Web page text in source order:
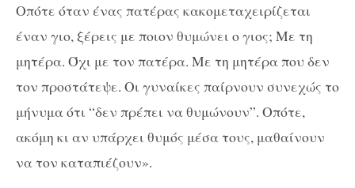
Οπότε όταν ένας πατέρας κακομεταχειρίζεται
έναν γιο, ξέρεις με ποιον θυμώνει ο γιος; Με τη
μητέρα. Όχι με τον πατέρα. Με τη μητέρα που δεν
τον προστάτεψε. Οι γυναίκες παίρνουν συνεχώς το
μήνυμα ότι “δεν πρέπει να θυμώνουν”. Οπότε,
ακόμη κι αν υπάρχει θυμός μέσα τους, μαθαίνουν
να τον καταπιέζουν».